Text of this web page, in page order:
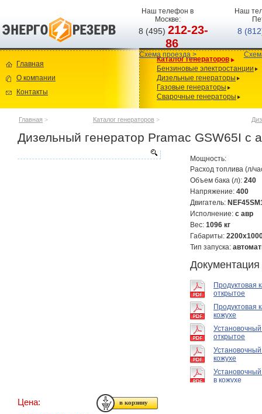
Наш телефон в
Москве:
8 (495)212-23-
86
Схема проезда >
Наш
8
Главная
О компании
Контакты
Каталог генераторов
Бензиновые электростанции
Дизельные генераторы
Газовые генераторы
Сварочные генераторы
Главная > Каталог генераторов >
Дизельный генератор Pramac GSW65I с
Мощность:
Расход топлива (л/
Объем бака (л): 240
Напряжение: 400
Двигатель:
Исполнение: с авр
Вес: 1096 кг
Габариты:
Тип запуска:
Документация
Продуктовая
открытое
Продуктовая
кожухе
открытое
кожухе
в кожухе
Цена: